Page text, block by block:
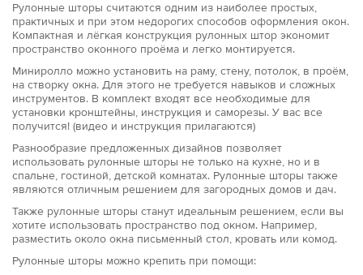
Рулонные шторы считаются одним из наиболее простых,
практичных и при этом недорогих способов оформления окон.
Компактная и лёгкая конструкция рулонных штор экономит
пространство оконного проёма и легко монтируется.
Миниролло можно установить на раму, стену, потолок, в проём,
на створку окна. Для этого не требуется навыков и сложных
инструментов. В комплект входят все необходимые для
установки кронштейны, инструкция и саморезы. У вас все
получится! (видео и инструкция прилагаются)
Разнообразие предложенных дизайнов позволяет
использовать рулонные шторы не только на кухне, но и в
спальне, гостиной, детской комнатах. Рулонные шторы также
являются отличным решением для загородных домов и дач.
Также рулонные шторы станут идеальным решением, если вы
хотите использовать пространство под окном. Например,
разместить около окна письменный стол, кровать или комод.
Рулонные шторы можно крепить при помощи: